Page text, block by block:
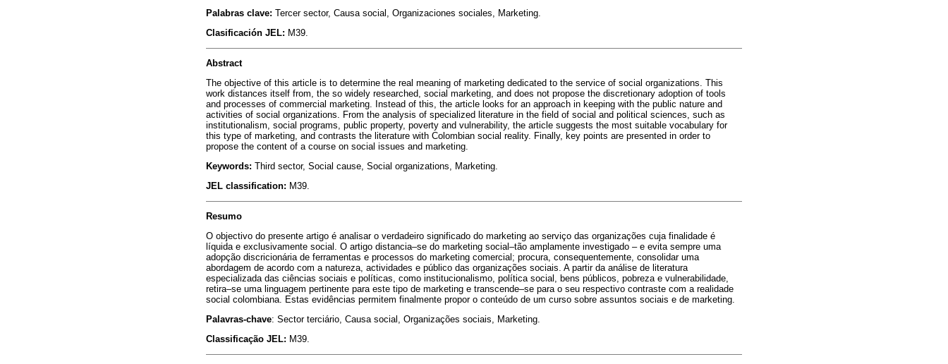
Palabras clave: Tercer sector, Causa social, Organizaciones sociales, Marketing.
Clasificación JEL: M39.
Abstract
The objective of this article is to determine the real meaning of marketing dedicated to the service of social organizations. This
work distances itself from, the so widely researched, social marketing, and does not propose the discretionary adoption of tools
and processes of commercial marketing. Instead of this, the article looks for an approach in keeping with the public nature and
activities of social organizations. From the analysis of specialized literature in the field of social and political sciences, such as
institutionalism, social programs, public property, poverty and vulnerability, the article suggests the most suitable vocabulary for
this type of marketing, and contrasts the literature with Colombian social reality. Finally, key points are presented in order to
propose the content of a course on social issues and marketing.
Keywords: Third sector, Social cause, Social organizations, Marketing.
JEL classification: M39.
Resumo
O objectivo do presente artigo é analisar o verdadeiro significado do marketing ao serviço das organizações cuja finalidade é
líquida e exclusivamente social. O artigo distancia–se do marketing social–tão amplamente investigado – e evita sempre uma
adopção discricionária de ferramentas e processos do marketing comercial; procura, consequentemente, consolidar uma
abordagem de acordo com a natureza, actividades e público das organizações sociais. A partir da análise de literatura
especializada das ciências sociais e políticas, como institucionalismo, política social, bens públicos, pobreza e vulnerabilidade,
retira–se uma linguagem pertinente para este tipo de marketing e transcende–se para o seu respectivo contraste com a realidade
social colombiana. Estas evidências permitem finalmente propor o conteúdo de um curso sobre assuntos sociais e de marketing.
Palavras-chave: Sector terciário, Causa social, Organizações sociais, Marketing.
Classificação JEL: M39.